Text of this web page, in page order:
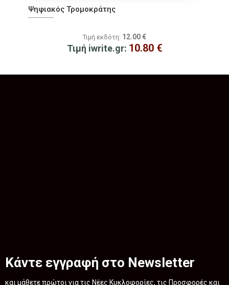
Ψηφιακός Τρομοκράτης
Τιμή εκδότη: 12.00 €
Τιμή iwrite.gr: 10.80 €
Κάντε εγγραφή στο Newsletter
και μάθετε πρώτοι για τις Νέες Κυκλοφορίες, τις Προσφορές και